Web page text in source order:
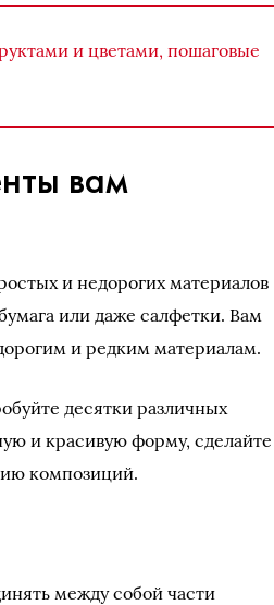
и цветами, пошаговые
вам
и недорогих материалов
или даже салфетки. Вам
и редким материалам.
десятки различных
и красивую форму, сделайте
композиций.
между собой части